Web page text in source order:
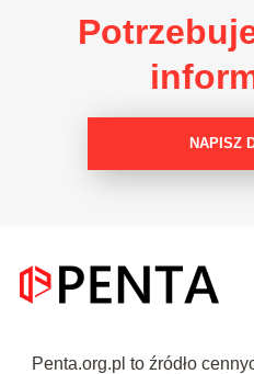
NAPISZ
Penta.org.pl to źródło